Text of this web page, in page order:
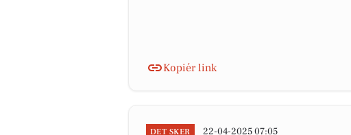
Kopiér link
DET SKER 22-04-2025 07:05